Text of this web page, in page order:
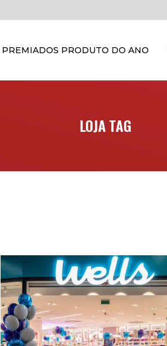
PREMIADOS PRODUTO DO ANO
LOJA TAG